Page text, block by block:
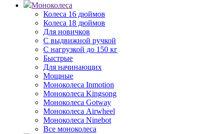
Моноколеса
Колеса 16 дюймов
Колеса 18 дюймов
Для новичков
С выдвижной ручкой
С нагрузкой до 150 кг
Быстрые
Для начинающих
Мощные
Моноколеса Inmotion
Моноколеса Kingsong
Моноколеса Gotway
Моноколеса Airwheel
Моноколеса Ninebot
Все моноколеса